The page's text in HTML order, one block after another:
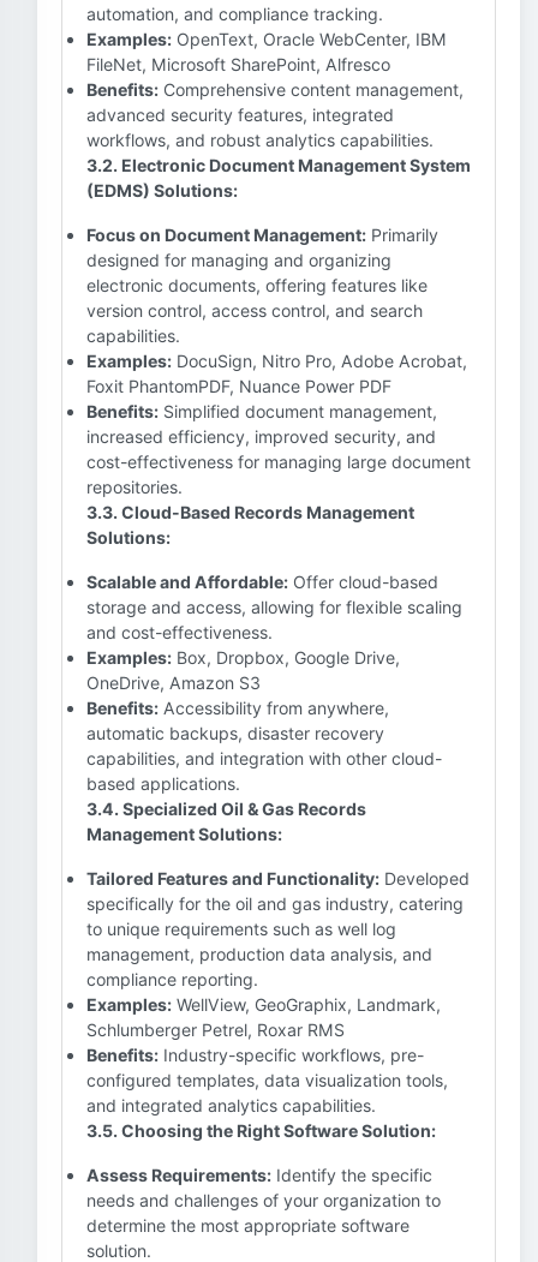
automation, and compliance tracking.
Examples: OpenText, Oracle WebCenter, IBM
FileNet, Microsoft SharePoint, Alfresco
Benefits: Comprehensive content management,
advanced security features, integrated
workflows, and robust analytics capabilities.
3.2. Electronic Document Management System
(EDMS) Solutions:
Focus on Document Management: Primarily
designed for managing and organizing
electronic documents, offering features like
version control, access control, and search
capabilities.
Examples: DocuSign, Nitro Pro, Adobe Acrobat,
Foxit PhantomPDF, Nuance Power PDF
Benefits: Simplified document management,
increased efficiency, improved security, and
cost-effectiveness for managing large document
repositories.
3.3. Cloud-Based Records Management
Solutions:
Scalable and Affordable: Offer cloud-based
storage and access, allowing for flexible scaling
and cost-effectiveness.
Examples: Box, Dropbox, Google Drive,
OneDrive, Amazon S3
Benefits: Accessibility from anywhere,
automatic backups, disaster recovery
capabilities, and integration with other cloud-
based applications.
3.4. Specialized Oil & Gas Records
Management Solutions:
Tailored Features and Functionality: Developed
specifically for the oil and gas industry, catering
to unique requirements such as well log
management, production data analysis, and
compliance reporting.
Examples: WellView, GeoGraphix, Landmark,
Schlumberger Petrel, Roxar RMS
Benefits: Industry-specific workflows, pre-
configured templates, data visualization tools,
and integrated analytics capabilities.
3.5. Choosing the Right Software Solution:
Assess Requirements: Identify the specific
needs and challenges of your organization to
determine the most appropriate software
solution.